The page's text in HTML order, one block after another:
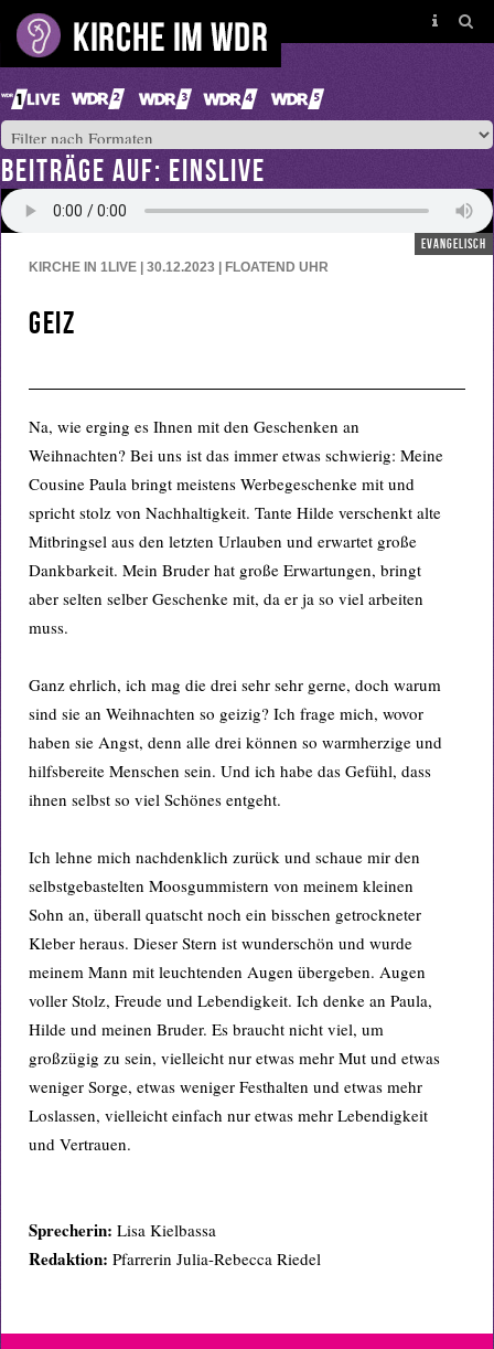
BEITRÄGE AUF: EINSLIVE
evangelisch
KIRCHE IN 1LIVE | 30.12.2023 | FLOATEND UHR
Geiz
Na, wie erging es Ihnen mit den Geschenken an
Weihnachten? Bei uns ist das immer etwas schwierig: Meine
Cousine Paula bringt meistens Werbegeschenke mit und
spricht stolz von Nachhaltigkeit. Tante Hilde verschenkt alte
Mitbringsel aus den letzten Urlauben und erwartet große
Dankbarkeit. Mein Bruder hat große Erwartungen, bringt
aber selten selber Geschenke mit, da er ja so viel arbeiten
muss.
Ganz ehrlich, ich mag die drei sehr sehr gerne, doch warum
sind sie an Weihnachten so geizig? Ich frage mich, wovor
haben sie Angst, denn alle drei können so warmherzige und
hilfsbereite Menschen sein. Und ich habe das Gefühl, dass
ihnen selbst so viel Schönes entgeht.
Ich lehne mich nachdenklich zurück und schaue mir den
selbstgebastelten Moosgummistern von meinem kleinen
Sohn an, überall quatscht noch ein bisschen getrockneter
Kleber heraus. Dieser Stern ist wunderschön und wurde
meinem Mann mit leuchtenden Augen übergeben. Augen
voller Stolz, Freude und Lebendigkeit. Ich denke an Paula,
Hilde und meinen Bruder. Es braucht nicht viel, um
großzügig zu sein, vielleicht nur etwas mehr Mut und etwas
weniger Sorge, etwas weniger Festhalten und etwas mehr
Loslassen, vielleicht einfach nur etwas mehr Lebendigkeit
und Vertrauen.
Sprecherin: Lisa Kielbassa
Redaktion: Pfarrerin Julia-Rebecca Riedel